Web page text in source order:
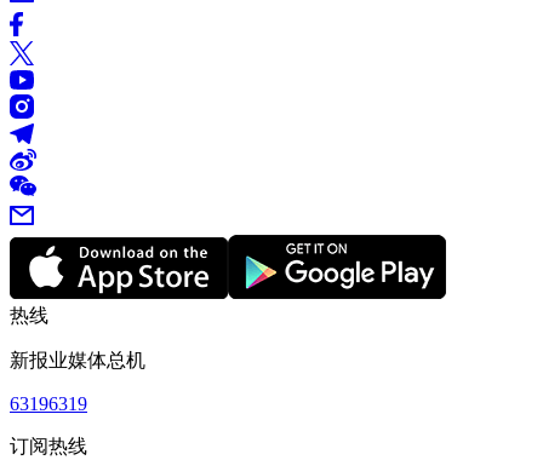
热线
新报业媒体总机
63196319
订阅热线